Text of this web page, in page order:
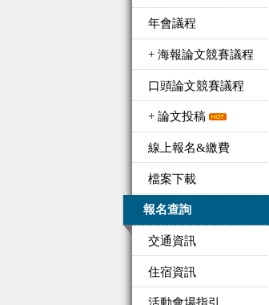
年會議程
+ 海報論文競賽議程
口頭論文競賽議程
+ 論文投稿
線上報名&繳費
檔案下載
報名查詢
交通資訊
住宿資訊